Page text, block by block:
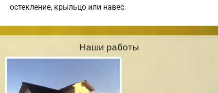
остекление, крыльцо или навес.
Наши работы